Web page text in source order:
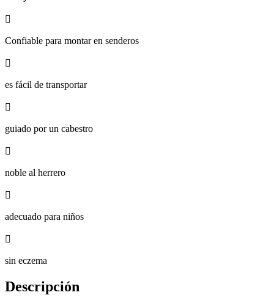

Confiable para montar en senderos

es fácil de transportar

guiado por un cabestro

noble al herrero

adecuado para niños

sin eczema
Descripción